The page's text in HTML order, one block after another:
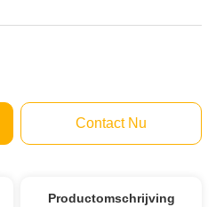
Contact Nu
Productomschrijving